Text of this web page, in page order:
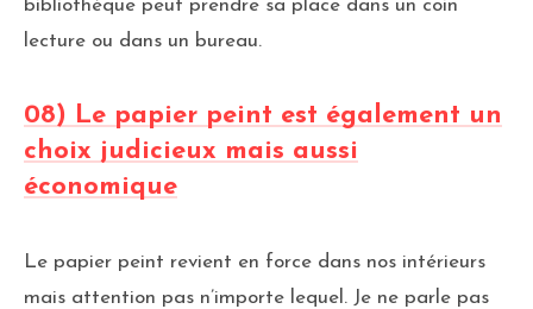
bibliothèque peut prendre sa place dans un coin
lecture ou dans un bureau.
08) Le papier peint est également un
choix judicieux mais aussi
économique
Le papier peint revient en force dans nos intérieurs
mais attention pas n’importe lequel. Je ne parle pas